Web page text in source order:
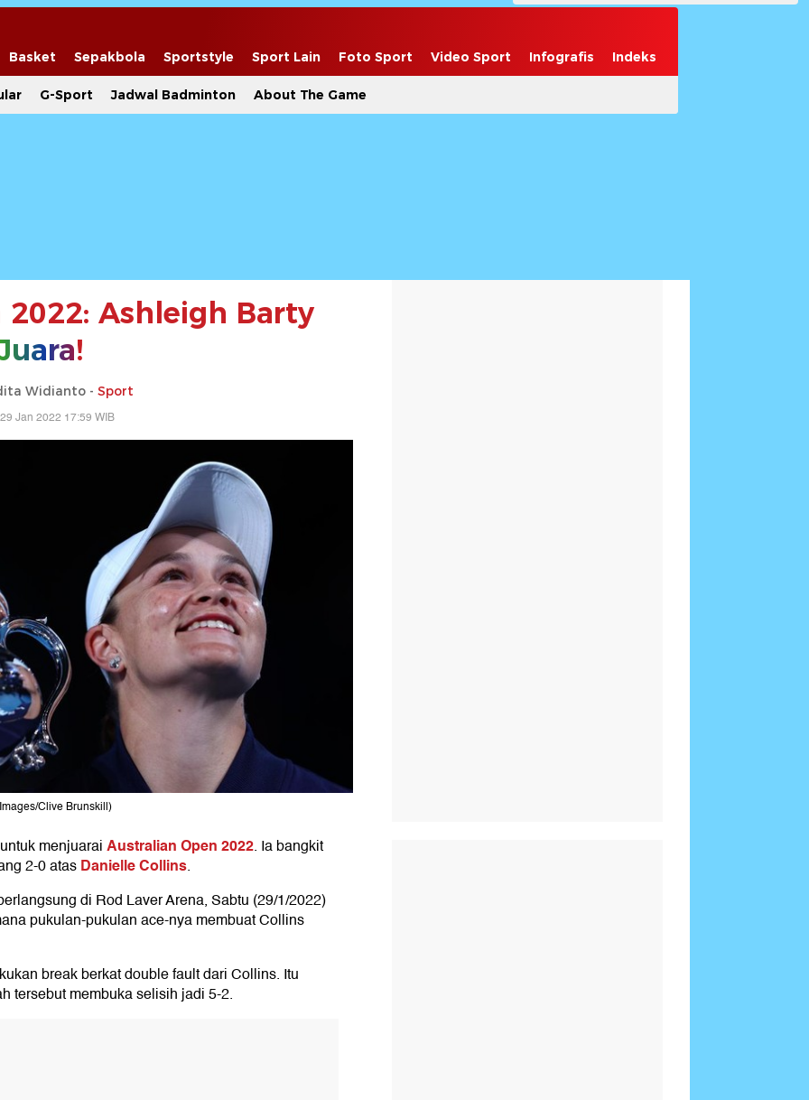
Basket Sepakbola Sportstyle Sport Lain Foto Sport Video Sport Infografis Indeks
G-Sport Jadwal Badminton About The Game
Ashleigh Barty
!
Widianto - Sport
Jan 2022 17:59 WIB
Clive Brunskill)
menjuaraiAustralian Open 2022. Ia bangkit
2-0 atasDanielle Collins.
di Rod Laver Arena, Sabtu (29/1/2022)
pukulan-pukulan ace-nya membuat Collins
break berkat double fault dari Collins. Itu
tersebut membuka selisih jadi 5-2.